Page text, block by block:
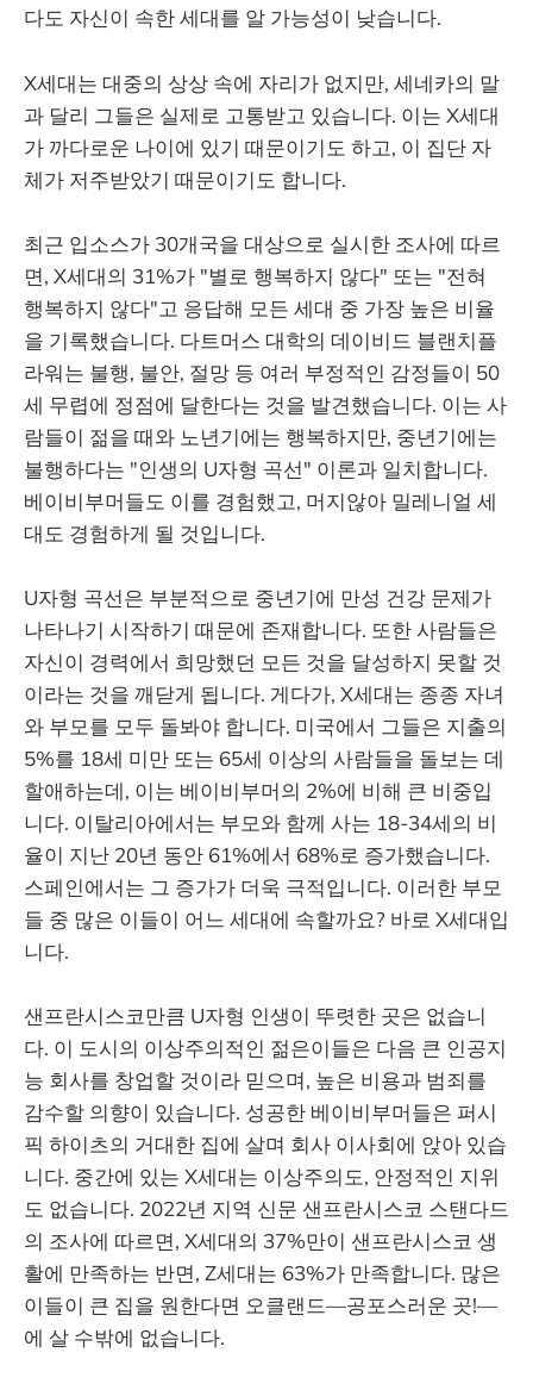
다도 자신이 속한 세대를 알 가능성이 낮습니다.
X세대는 대중의 상상 속에 자리가 없지만, 세네카의 말
과 달리 그들은 실제로 고통받고 있습니다. 이는 X세대
가 까다로운 나이에 있기 때문이기도 하고, 이 집단 자
체가 저주받았기 때문이기도 합니다.
최근 입소스가 30개국을 대상으로 실시한 조사에 따르
면, X세대의 31%가 "별로 행복하지 않다" 또는 "전혀
행복하지 않다"고 응답해 모든 세대 중 가장 높은 비율
을 기록했습니다. 다트머스 대학의 데이비드 블랜치플
라워는 불행, 불안, 절망 등 여러 부정적인 감정들이 50
세 무렵에 정점에 달한다는 것을 발견했습니다. 이는 사
람들이 젊을 때와 노년기에는 행복하지만, 중년기에는
불행하다는 "인생의 U자형 곡선" 이론과 일치합니다.
베이비부머들도 이를 경험했고, 머지않아 밀레니얼 세
대도 경험하게 될 것입니다.
U자형 곡선은 부분적으로 중년기에 만성 건강 문제가
나타나기 시작하기 때문에 존재합니다. 또한 사람들은
자신이 경력에서 희망했던 모든 것을 달성하지 못할 것
이라는 것을 깨닫게 됩니다. 게다가, X세대는 종종 자녀
와 부모를 모두 돌봐야 합니다. 미국에서 그들은 지출의
5%를 18세 미만 또는 65세 이상의 사람들을 돌보는 데
할애하는데, 이는 베이비부머의 2%에 비해 큰 비중입
니다. 이탈리아에서는 부모와 함께 사는 18-34세의 비
율이 지난 20년 동안 61%에서 68%로 증가했습니다.
스페인에서는 그 증가가 더욱 극적입니다. 이러한 부모
들 중 많은 이들이 어느 세대에 속할까요? 바로 X세대입
니다.
샌프란시스코만큼 U자형 인생이 뚜렷한 곳은 없습니
다. 이 도시의 이상주의적인 젊은이들은 다음 큰 인공지
능 회사를 창업할 것이라 믿으며, 높은 비용과 범죄를
감수할 의향이 있습니다. 성공한 베이비부머들은 퍼시
픽 하이츠의 거대한 집에 살며 회사 이사회에 앉아 있습
니다. 중간에 있는 X세대는 이상주의도, 안정적인 지위
도 없습니다. 2022년 지역 신문 샌프란시스코 스탠다드
의 조사에 따르면, X세대의 37%만이 샌프란시스코 생
활에 만족하는 반면, Z세대는 63%가 만족합니다. 많은
이들이 큰 집을 원한다면 오클랜드—공포스러운 곳!—
에 살 수밖에 없습니다.